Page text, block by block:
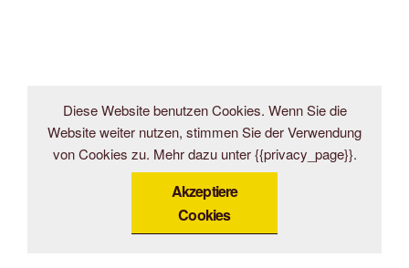
Diese Website benutzen Cookies. Wenn Sie die
Website weiter nutzen, stimmen Sie der Verwendung
von Cookies zu. Mehr dazu unter {{privacy_page}}.
Akzeptiere
Cookies